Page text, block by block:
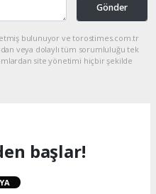
Gönder
etmiş bulunuyor ve torostimes.com.tr
veya dolaylı tüm sorumluluğu tek
site yönetimi hiçbir şekilde
başlar!